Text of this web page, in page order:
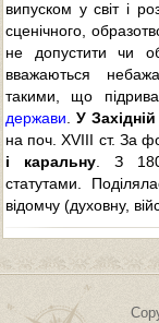
випуском у світ і
сценічного,
не допустити чи
вважаються
такими, що
держави .У
на поч. XVIII ст. За
і каральну. З
статутами.
відомчу (духовну,